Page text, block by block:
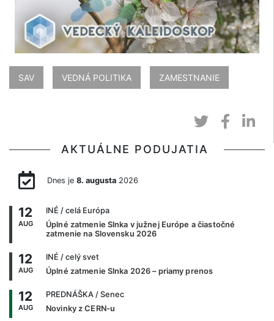
SAV VEDNÁ POLITIKA ZAMESTNANIE
AKTUÁLNE PODUJATIA
Dnes je 8. augusta2026
12
AUG
INÉ / celá Európa
Úplné zatmenie Slnka v južnej Európe a čiastočné
zatmenie na Slovensku 2026
12
AUG
INÉ / celý svet
Úplné zatmenie Slnka 2026 – priamy prenos
12
AUG
PREDNÁŠKA / Senec
Novinky z CERN-u